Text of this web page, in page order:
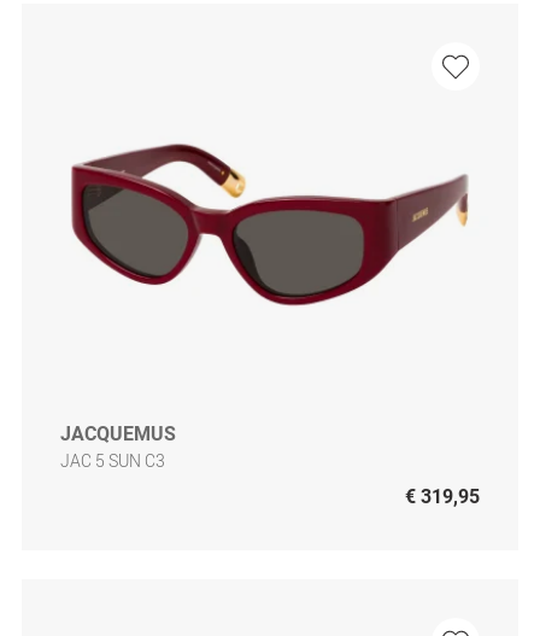
JACQUEMUS
JAC 5 SUN C3
€ 319,95